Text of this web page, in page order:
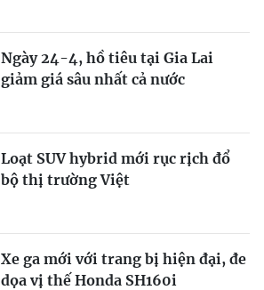
Ngày 24-4, hồ tiêu tại Gia Lai
giảm giá sâu nhất cả nước
Loạt SUV hybrid mới rục rịch đổ
bộ thị trường Việt
Xe ga mới với trang bị hiện đại, đe
dọa vị thế Honda SH160i